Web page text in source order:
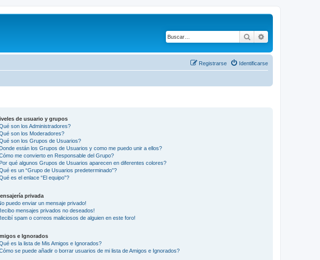
Buscar
Identificarse
Registrarse
de usuario y grupos
son los Administradores?
son los Moderadores?
son los Grupos de Usuarios?
están los Grupos de Usuarios y como me puedo unir a ellos?
me convierto en Responsable del Grupo?
qué algunos Grupos de Usuarios aparecen en diferentes colores?
es un “Grupo de Usuarios predeterminado”?
es el enlace “El equipo”?
privada
puedo enviar un mensaje privado!
mensajes privados no deseados!
spam o correos maliciosos de alguien en este foro!
e Ignorados
es la lista de Mis Amigos e Ignorados?
se puede añadir o borrar usuarios de mi lista de Amigos e Ignorados?